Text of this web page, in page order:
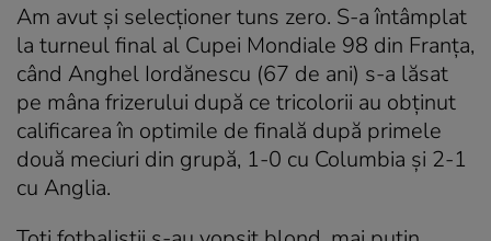
Am avut și selecționer tuns zero. S-a întâmplat
la turneul final al Cupei Mondiale 98 din Franța,
când Anghel Iordănescu (67 de ani) s-a lăsat
pe mâna frizerului după ce tricolorii au obținut
calificarea în optimile de finală după primele
două meciuri din grupă, 1-0 cu Columbia și 2-1
cu Anglia.